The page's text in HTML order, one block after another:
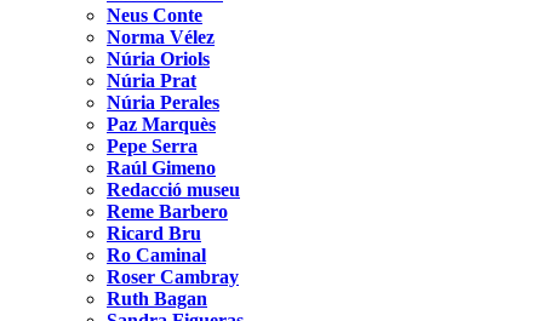
Neus Conte
Norma Vélez
Núria Oriols
Núria Prat
Núria Perales
Paz Marquès
Pepe Serra
Raúl Gimeno
Redacció museu
Reme Barbero
Ricard Bru
Ro Caminal
Roser Cambray
Ruth Bagan